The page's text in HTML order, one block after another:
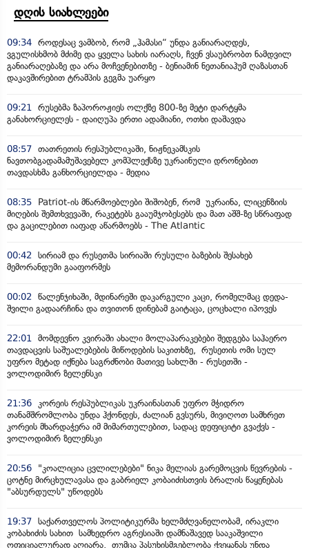
დღის სიახლეები
09:34 როდესაც ვამბობ, რომ „ჰამასი“ უნდა განიარაღდეს,
ვგულისხმობ მძიმე და ყველა სახის იარაღს, ჩვენ ვსაუბრობთ ნამდვილ
განიარაღებაზე და არა მოჩვენებითზე - ბენიამინ ნეთანიაჰუმ ღაზასთან
დაკავშირებით ტრამპის გეგმა უარყო
09:21
რუსებმა ზაპოროჟიეს ოლქზე 800-ზე მეტი დარტყმა
განახორციელეს - დაიღუპა ერთი ადამიანი, ოთხი დაშავდა
08:57 თათრეთის რესპუბლიკაში, ნიჟნეკამსკის
ნავთობგადამამუშავებელ კომპლექსზე უკრაინული დრონებით
თავდასხმა განხორციელდა - მედია
08:35
Patriot-ის მწარმოებლები შიშობენ, რომ უკრაინა, ლიცენზიის
მიღების შემთხვევაში, რაკეტებს გააუმჯობესებს და მათ აშშ-ზე სწრაფად
და გაცილებით იაფად აწარმოებს - The Atlantic
00:42
სირიამ და რუსეთმა სირიაში რუსული ბაზების შესახებ
მემორანდუმი გააფორმეს
00:02
წალენჯიხაში, მდინარეში დაკარგული კაცი, რომელმაც დედა-
შვილი გადაარჩინა და თვითონ დინებამ გაიტაცა, ცოცხალი იპოვეს
22:01
მომდევნო კვირაში ახალი მოლაპარაკებები შედგება საჰაერო
თავდაცვის საშუალებების მიწოდების საკითხზე, რუსეთის ომი სულ
უფრო მეტად იქნება საგრძნობი მათივე სახლში - რუსეთში -
ვოლოდიმირ ზელენსკი
21:36
კორეის რესპუბლიკას უკრაინასთან უფრო მჭიდრო
თანამშრომლობა უნდა ჰქონდეს, ძალიან გვსურს, მივიღოთ სამხრეთ
კორეის მხარდაჭერა იმ მიმართულებით, სადაც დეფიციტი გვაქვს -
ვოლოდიმირ ზელენსკი
20:56
"კოალიცია ცვლილებები" ნიკა მელიას გარემოცვის წევრების -
ცოტნე მირცხულავასა და გაბრიელ კობაიძისთვის ბრალის წაყენებას
"აბსურდულს" უწოდებს
19:37 საქართველოს პოლიტიკურმა ხელმძღვანელობამ, ირაკლი
კობახიძის სახით სამხედრო აგრესიაში დამნაშავედ სააკაშვილი
ოფიციალურად აღიარა, თუმცა პასუხისმგებლობა ქვეყანას უნდა